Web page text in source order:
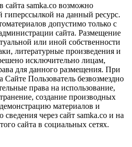
сайта samka.co возможно
гиперссылкой на данный ресурс.
допустимо только с
сайта. Размещение
или иной собственности
литературные произведения и
исключительно лицам,
для данного размещения. При
Пользователь безвозмездно
права на использование,
создание производных
материалов и
через сайт samka.co и на
сайта в социальных сетях.